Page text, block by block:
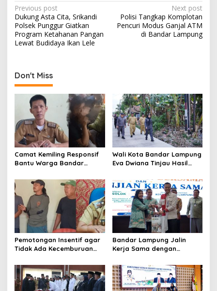
P
o
s
a
v
g
a
t
i
n
Previous post
Dukung Asta Cita, Srikandi
Polsek Punggur Giatkan
Program Ketahanan Pangan
Lewat Budidaya Ikan Lele
Next post
Polisi Tangkap Komplotan
Pencuri Modus Ganjal ATM
di Bandar Lampung
Don't Miss
Camat Kemiling Responsif
Bantu Warga Bandar
Anak Putus Sekolah
Wali Kota Bandar Lampung
Eva Dwiana Tinjau Hasil
di Way Laga
Pemotongan Insentif agar
Tidak Ada Kecemburuan
Kesepakatan Linmas
Pematang Wangi Bersama
Bandar Lampung Jalin
Kerja Sama dengan
Ketahanan Pangan dan
Kendalikan Inflasi